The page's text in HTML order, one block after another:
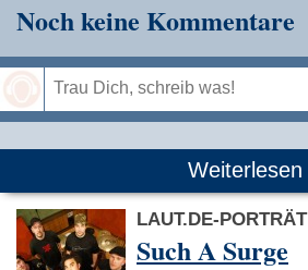
Noch keine Kommentare
Weiterlesen
LAUT.DE-PORTRÄT
Such A Surge